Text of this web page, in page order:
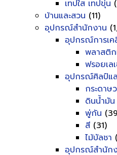
เทปใส เทปขุ่น
บ้านและสวน (11)
อุปกรณ์สำนักงาน
อุปกรณ์การเ
พลาสติก
ฟรอยเล
อุปกรณ์ศิลป์แล
กระดาษ
ดินน้ำมัน
พู่กัน
สี (31)
ไม้บัลชา
อุปกรณ์สำนัก